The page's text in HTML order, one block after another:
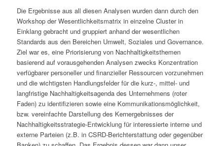
Die Ergebnisse aus all diesen Analysen wurden dann durch den
Workshop der Wesentlichkeitsmatrix in einzelne Cluster in
Einklang gebracht und gruppiert anhand der wesentlichen
Standards aus den Bereichen Umwelt, Soziales und Governance.
Ziel war es, eine Priorisierung von Nachhaltigkeitsthemen
basierend auf vorausgehenden Analysen zwecks Konzentration
verfügbarer personeller und finanzieller Ressourcen vorzunehmen
und die wichtigsten Handlungsfelder für die kurz-, mittel- und
langfristige Nachhaltigkeitsagenda des Unternehmens (roter
Faden) zu identifizieren sowie eine Kommunikationsmöglichkeit,
bzw. vereinfachte Darstellung des Kernergebnisses der
Nachhaltigkeitsstrategie-Entwicklung für interessierte interne und
externe Parteien (z.B. in CSRD-Berichterstattung oder gegenüber